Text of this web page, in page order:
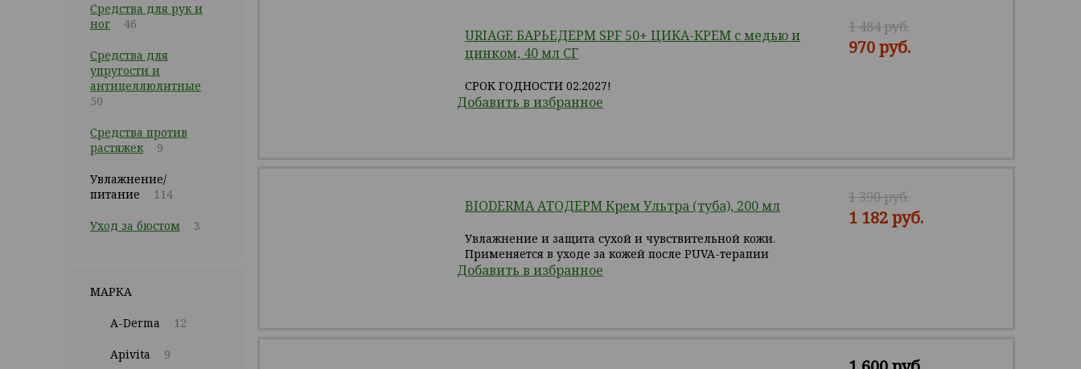
Средства для рук и
ног
46
Средства для
упругости и
антицеллюлитные
50
Средства против
растяжек
9
Увлажнение/
питание
114
Уход за бюстом 3
МАРКА
A-Derma 12
Apivita 9
URIAGE БАРЬЕДЕРМ SPF 50+ ЦИКА-КРЕМ с медью и
цинком, 40 мл СГ
СРОК ГОДНОСТИ 02.2027!
Добавить в избранное
1 484 руб.
970 руб.
BIODERMA АТОДЕРМ Крем Ультра (туба), 200 мл
Увлажнение и защита сухой и чувствительной кожи.
Применяется в уходе за кожей после PUVA-терапии
Добавить в избранное
1 390 руб.
1 182 руб.